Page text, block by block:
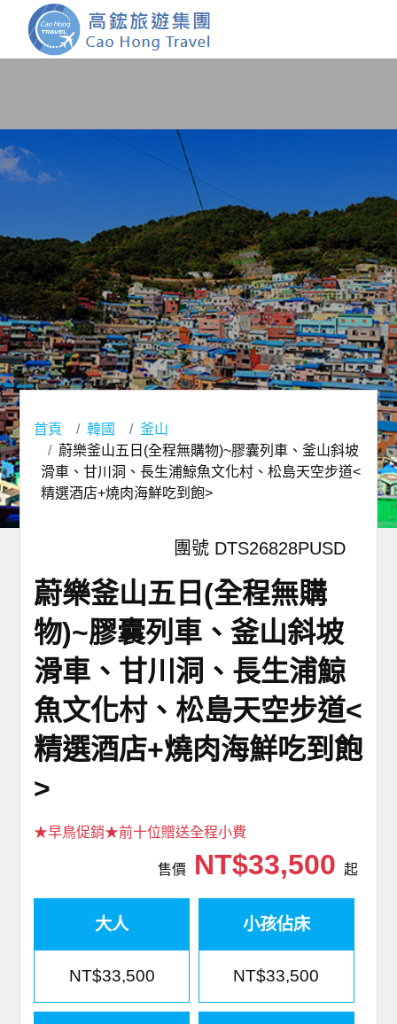
團體旅遊
國內旅遊
關於我們
客製服務
會員登入
首頁 韓國
釜山
蔚樂釜山五日(全程無購物)~膠囊列車、釜山斜坡
滑車、甘川洞、長生浦鯨魚文化村、松島天空步道<
精選酒店+燒肉海鮮吃到飽>
團號 DTS26828PUSD
蔚樂釜山五日(全程無購
物)~膠囊列車、釜山斜坡
滑車、甘川洞、長生浦鯨
魚文化村、松島天空步道<
精選酒店+燒肉海鮮吃到飽
>
★早鳥促銷★前十位贈送全程小費
售價NT$33,500 起
大人
NT$33,500
小孩佔床
NT$33,500